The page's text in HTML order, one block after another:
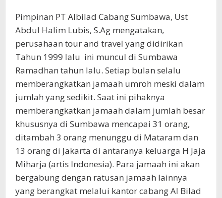
Pimpinan PT Albilad Cabang Sumbawa, Ust
Abdul Halim Lubis, S.Ag mengatakan,
perusahaan tour and travel yang didirikan
Tahun 1999 lalu ini muncul di Sumbawa
Ramadhan tahun lalu. Setiap bulan selalu
memberangkatkan jamaah umroh meski dalam
jumlah yang sedikit. Saat ini pihaknya
memberangkatkan jamaah dalam jumlah besar
khususnya di Sumbawa mencapai 31 orang,
ditambah 3 orang menunggu di Mataram dan
13 orang di Jakarta di antaranya keluarga H Jaja
Miharja (artis Indonesia). Para jamaah ini akan
bergabung dengan ratusan jamaah lainnya
yang berangkat melalui kantor cabang Al Bilad